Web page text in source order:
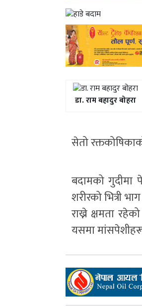
डा. राम बहादुर बोहरा
सेतो
बदामको गुदीमा
शरीरको भित्री
राख्ने क्षमता
यसमा